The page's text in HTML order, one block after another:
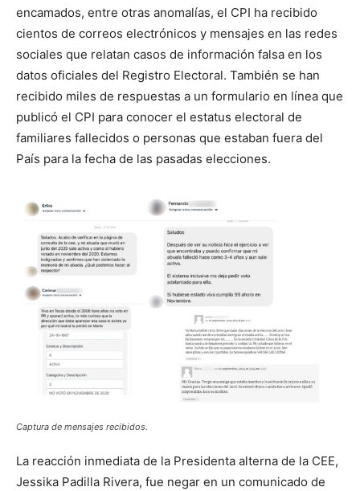
encamados, entre otras anomalías, el CPI ha recibido
cientos de correos electrónicos y mensajes en las redes
sociales que relatan casos de información falsa en los
datos oficiales del Registro Electoral. También se han
recibido miles de respuestas a un formulario en línea que
publicó el CPI para conocer el estatus electoral de
familiares fallecidos o personas que estaban fuera del
País para la fecha de las pasadas elecciones.
Captura de mensajes recibidos.
La reacción inmediata de la Presidenta alterna de la CEE,
Jessika Padilla Rivera, fue negar en un comunicado de